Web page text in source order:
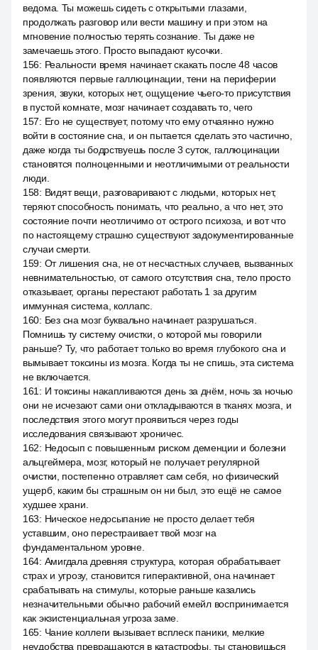
ведома. Ты можешь сидеть с открытыми глазами,
продолжать разговор или вести машину и при этом на
мгновение полностью терять сознание. Ты даже не
замечаешь этого. Просто выпадают кусочки.
156: Реальности время начинает скакать после 48 часов
появляются первые галлюцинации, тени на периферии
зрения, звуки, которых нет, ощущение чьего-то присутствия
в пустой комнате, мозг начинает создавать то, чего
157: Его не существует, потому что ему отчаянно нужно
войти в состояние сна, и он пытается сделать это частично,
даже когда ты бодрствуешь после 3 суток, галлюцинации
становятся полноценными и неотличимыми от реальности
люди.
158: Видят вещи, разговаривают с людьми, которых нет,
теряют способность понимать, что реально, а что нет, это
состояние почти неотличимо от острого психоза, и вот что
по настоящему страшно существуют задокументированные
случаи смерти.
159: От лишения сна, не от несчастных случаев, вызванных
невнимательностью, от самого отсутствия сна, тело просто
отказывает, органы перестают работать 1 за другим
иммунная система, коллапс.
160: Без сна мозг буквально начинает разрушаться.
Помнишь ту систему очистки, о которой мы говорили
раньше? Ту, что работает только во время глубокого сна и
вымывает токсины из мозга. Когда ты не спишь, эта система
не включается.
161 : И токсины накапливаются день за днём, ночь за ночью
они не исчезают сами они откладываются в тканях мозга, и
последствия этого могут проявиться через годы
исследования связывают хроничес.
162: Недосып с повышенным риском деменции и болезни
альцгеймера, мозг, который не получает регулярной
очистки, постепенно отравляет сам себя, но физический
ущерб, каким бы страшным он ни был, это ещё не самое
худшее храни.
163: Ническое недосыпание не просто делает тебя
уставшим, оно перестраивает твой мозг на
фундаментальном уровне.
164: Амигдала древняя структура, которая обрабатывает
страх и угрозу, становится гиперактивной, она начинает
срабатывать на стимулы, которые раньше казались
незначительными обычно рабочий емейл воспринимается
как экзистенциальная угроза заме.
165: Чание коллеги вызывает всплеск паники, мелкие
неудобства превращаются в катастрофы, ты становишься